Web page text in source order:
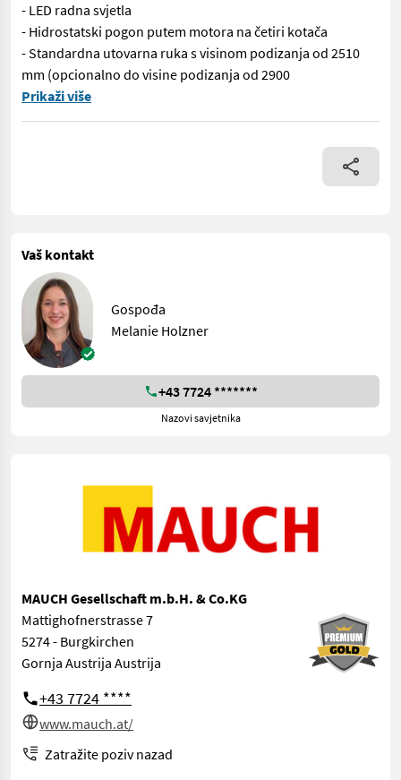
- LED radna svjetla
- Hidrostatski pogon putem motora na četiri kotača
- Standardna utovarna ruka s visinom podizanja od 2510
mm (opcionalno do visine podizanja od 2900
Weidemann 1260LP Novi stroj s vrhunskom standardnom
Prikaži više
Vaš kontakt
Gospođa
Melanie Holzner
+43 7724 *******
Nazovi savjetnika
MAUCH Gesellschaft m.b.H. & Co.KG
Mattighofnerstrasse 7
5274 - Burgkirchen
Gornja Austrija Austrija
+43 7724 ****
www.mauch.at/
Zatražite poziv nazad